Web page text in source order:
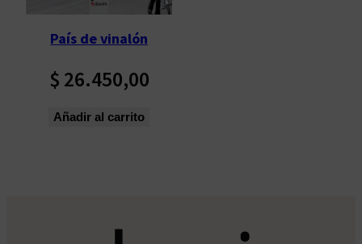
País de vinalón
$ 26.450,00
Añadir al carrito